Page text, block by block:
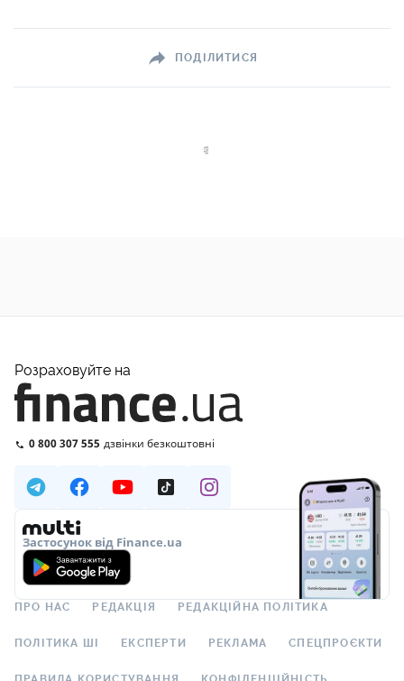
ПОДІЛИТИСЯ
Розраховуйте на
0 800 307 555 дзвінки безкоштовні
Застосунок від Finance.ua
ПРО НАС РЕДАКЦІЯ РЕДАКЦІЙНА ПОЛІТИКА
ПОЛІТИКА ШІ ЕКСПЕРТИ РЕКЛАМА СПЕЦПРОЄКТИ